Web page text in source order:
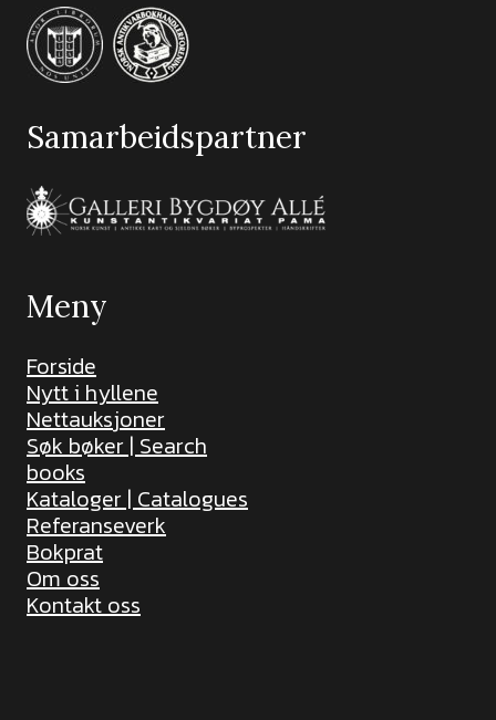
Samarbeidspartner
Meny
Forside
Nytt i hyllene
Nettauksjoner
Søk bøker | Search
books
Kataloger | Catalogues
Referanseverk
Bokprat
Om oss
Kontakt oss